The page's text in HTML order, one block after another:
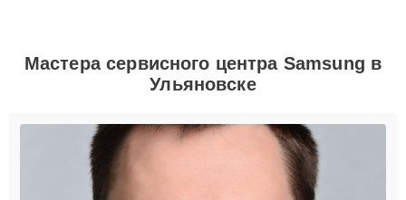
Мастера сервисного центра Samsung в
Ульяновске